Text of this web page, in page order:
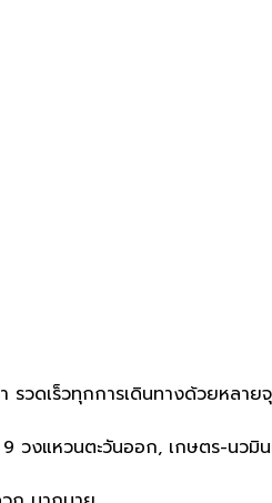
ดเร็วทุกการเดินทางด้วยหลาย
วงแหวนตะวันออก, เกษตร-นวมิ